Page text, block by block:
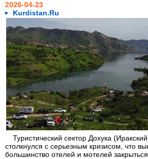
2026-04-23
Kurdistan.Ru
Туристический сектор Дохука
столкнулся с серьезным кризисом, что
большинство отелей и мотелей